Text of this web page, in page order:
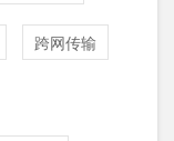
跨网传输